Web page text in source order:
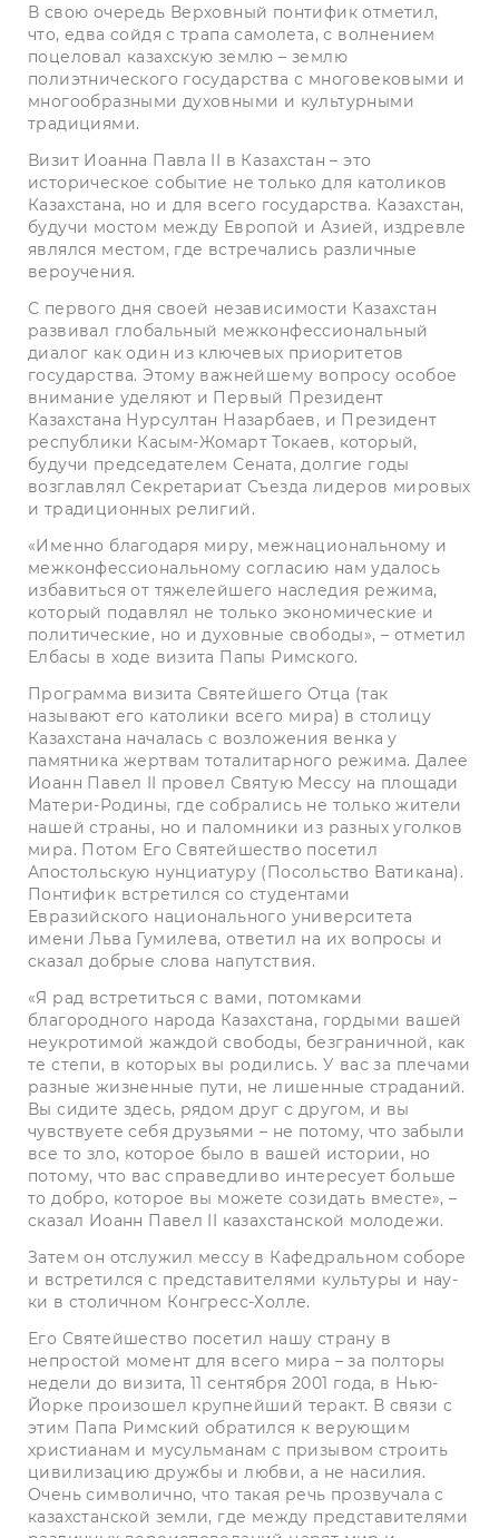
В свою очередь Верховный понтифик отметил,
что, едва сойдя с трапа самолета, с волнением
поцеловал казахскую землю – землю
полиэтнического государства с многовековыми и
многообразными духовными и культурными
традициями.
Визит Иоанна Павла II в Казахстан – это
историческое событие не только для католиков
Казах­стана, но и для всего государства. Казахстан,
будучи мостом между Европой и Азией, издревле
являлся местом, где встречались различные
вероучения.
С первого дня своей независимости Казахстан
развивал глобальный межконфессиональный
диалог как один из ключевых приоритетов
государства. Этому важнейшему вопросу особое
внимание уделяют и Первый Президент
Казахстана Нурсултан­ ­Назарбаев, и Президент
респуб­лики Касым-Жомарт Токаев, который,
будучи председателем Сената, долгие годы
возглавлял Секретариат Съезда лидеров мировых
и традиционных религий.
«Именно благодаря миру, межнациональному и
межконфессио­нальному согласию нам удалось
избавиться от тяжелейшего наследия режима,
который подавлял не только экономические и
политические, но и духовные свободы», – отметил
Елбасы в ходе визита Папы Римского.
Программа визита Святейшего Отца (так
называют его католики всего мира) в столицу
Казахстана началась с возложения венка у
памятника жертвам тоталитарного режима. Далее
Иоанн Павел II провел Святую Мессу на площади
Матери-Родины, где собрались не только жители
нашей страны, но и паломники из разных уголков
мира. Потом Его Святейшество посетил
Апостольскую нунциатуру (Посольство Ватикана).
Понтифик встретился со студентами
Евразийского национального университета
имени Льва Гумилева, ответил на их вопросы и
сказал добрые слова напутствия.
«Я рад встретиться с вами, потомками
благородного народа Казахстана, гордыми вашей
неукротимой жаждой свободы, безграничной, как
те степи, в которых вы родились. У вас за плечами
разные жизненные пути, не лишенные страданий.
Вы сидите здесь, рядом друг с другом, и вы
чувствуете себя друзьями – не потому, что забыли
все то зло, которое было в вашей истории, но
потому, что вас справедливо интересует больше
то добро, которое вы можете созидать вместе», –
сказал Иоанн Павел II казахстанской молодежи.
Затем он отслужил мессу в Кафедральном соборе
и встретился с представителями культуры и нау­
ки в столичном Конгресс-Холле.
Его Святейшество посетил нашу страну в
непростой ­момент для всего мира – за полторы
недели до визита, 11 сентября 2001 года, в Нью-
Йорке произошел крупнейший теракт. В связи с
этим Папа Римский обратился к верующим
христианам и мусульманам с призывом строить
цивилизацию дружбы и любви, а не насилия.
Очень символично, что такая речь прозвучала с
казахстанской земли, где между представителями